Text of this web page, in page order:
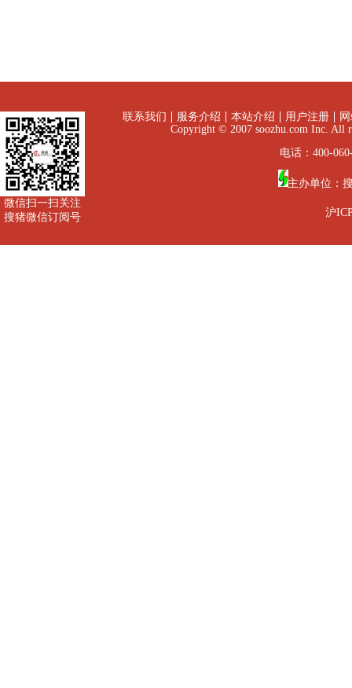
微信扫一扫关注
搜猪微信订阅号
联系我们 服务介绍 本站介绍 用户注册
Copyright © 2007 soozhu.com Inc.
电话：400-
主办单位：
沪